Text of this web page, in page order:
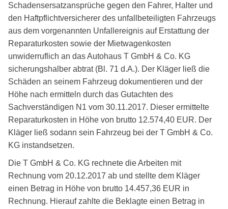
Schadensersatzansprüche gegen den Fahrer, Halter und
den Haftpflichtversicherer des unfallbeteiligten Fahrzeugs
aus dem vorgenannten Unfallereignis auf Erstattung der
Reparaturkosten sowie der Mietwagenkosten
unwiderruflich an das Autohaus T GmbH & Co. KG
sicherungshalber abtrat (Bl. 71 d.A.). Der Kläger ließ die
Schäden an seinem Fahrzeug dokumentieren und der
Höhe nach ermitteln durch das Gutachten des
Sachverständigen N1 vom 30.11.2017. Dieser ermittelte
Reparaturkosten in Höhe von brutto 12.574,40 EUR. Der
Kläger ließ sodann sein Fahrzeug bei der T GmbH & Co.
KG instandsetzen.
Die T GmbH & Co. KG rechnete die Arbeiten mit
Rechnung vom 20.12.2017 ab und stellte dem Kläger
einen Betrag in Höhe von brutto 14.457,36 EUR in
Rechnung. Hierauf zahlte die Beklagte einen Betrag in